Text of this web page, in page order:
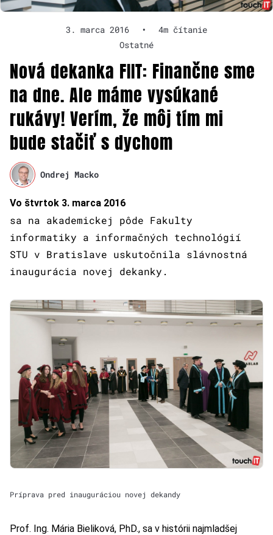
3. marca 2016 •
4m čítanie
Ostatné
Nová dekanka FIIT: Finančne sme
na dne. Ale máme vysúkané
rukávy! Verím, že môj tím mi
bude stačiť s dychom
Ondrej Macko
Vo štvrtok 3. marca 2016
sa na akademickej pôde Fakulty
informatiky a informačných technológií
STU v Bratislave uskutočnila slávnostná
inaugurácia novej dekanky.
Príprava pred inauguráciou novej dekandy
Prof. Ing. Mária Bieliková, PhD., sa v histórii najmladšej